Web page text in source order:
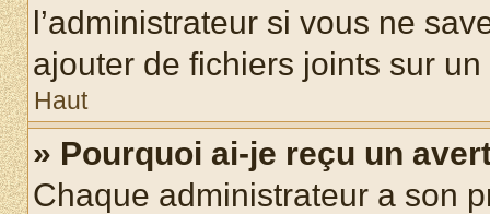
l’administrateur si vous ne
ajouter de fichiers joints sur un
Haut
» Pourquoi ai-je reçu un
Chaque administrateur a son